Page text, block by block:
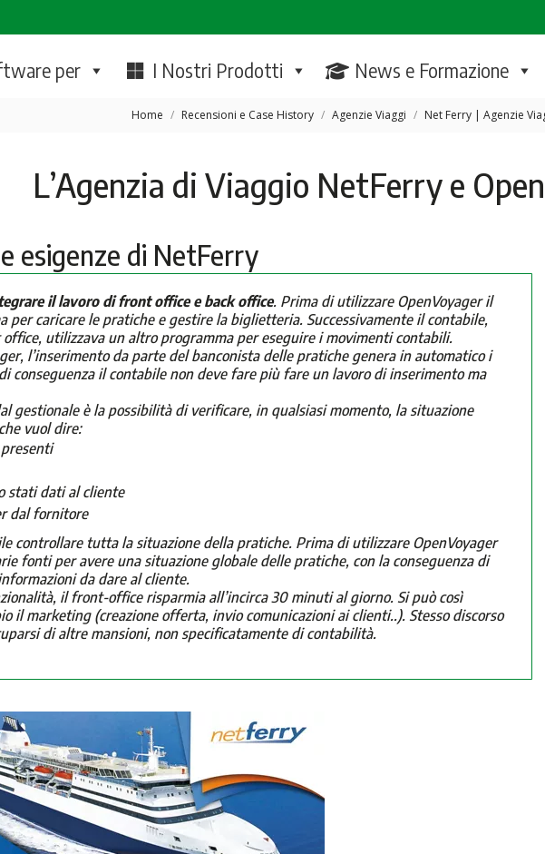
per I Nostri Prodotti News e Formazione
Tu sei qui:
Home Recensioni e Case History Agenzie Viaggi Net Ferry | Agenzie
L’Agenzia di Viaggio NetFerry e
esigenze di NetFerry
il lavoro di front office e back office. Prima di utilizzare OpenVoyager il
per caricare le pratiche e gestire la biglietteria. Successivamente il contabile,
utilizzava un altro programma per eseguire i movimenti contabili.
l’inserimento da parte del banconista delle pratiche genera in automatico i
conseguenza il contabile non deve fare più fare un lavoro di inserimento ma
gestionale è la possibilità di verificare, in qualsiasi momento, la situazione
vuol dire:
stati dati al cliente
dal fornitore
controllare tutta la situazione della pratiche. Prima di utilizzare OpenVoyager
fonti per avere una situazione globale delle pratiche, con la conseguenza di
da dare al cliente.
il front-office risparmia all’incirca 30 minuti al giorno. Si può così
il marketing (creazione offerta, invio comunicazioni ai clienti..). Stesso discorso
di altre mansioni, non specificatamente di contabilità.